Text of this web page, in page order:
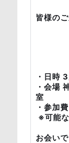
皆様の
・日時
・会場
室
・参加
※可能
お会い